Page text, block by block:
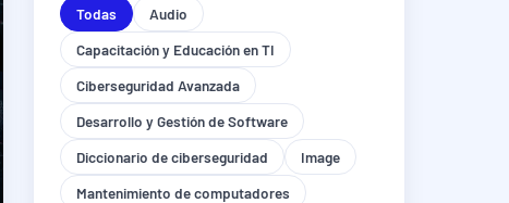
Todas
Audio
Capacitación y Educación en TI
Ciberseguridad Avanzada
Desarrollo y Gestión de Software
Diccionario de ciberseguridad
Image
Mantenimiento de computadores